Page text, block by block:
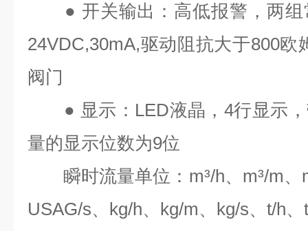
● 开关输出：高低报警，两
24VDC,30mA,驱动阻抗大于800欧
阀门
● 显示： LED液晶， 4行显示
量的显示位数为9位
瞬时流量单位： m³/h、 m³/m、
USAG/s、 kg/h、 kg/m、 kg/s、 t/h、